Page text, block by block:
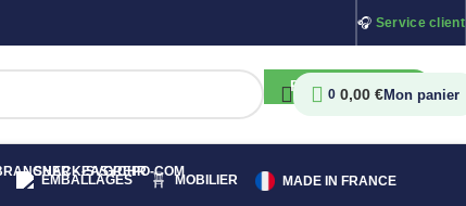
🎧 Service client
RECHERCHER
0 0,00 €
EMBALLAGES MOBILIER MADE IN FRANCE